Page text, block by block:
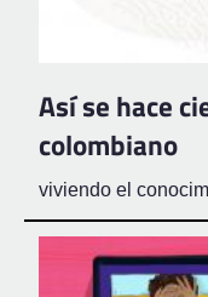
Así se hace
colombiano
viviendo el